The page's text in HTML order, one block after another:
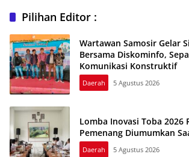
Pilihan Editor :
Wartawan Samosir Gelar
Bersama Diskominfo,
Komunikasi Konstruktif
Daerah 5 Agustus 2026
Lomba Inovasi Toba 2026
Pemenang Diumumkan
Daerah 5 Agustus 2026